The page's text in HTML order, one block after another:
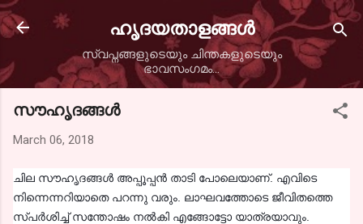
Skip to main content
ഹൃദയതാളങ്ങള്‍
സ്വപ്നങ്ങളുടെയും ചിന്തകളുടെയും
ഭാവസംഗമം...
സൗഹൃദങ്ങൾ
March 06, 2018
ചില സൗഹൃദങ്ങൾ അപ്പൂപ്പൻ താടി പോലെയാണ്. എവിടെ
നിന്നെന്നറിയാതെ പറന്നു വരും. ലാഘവത്തോടെ ജീവിതത്തെ
സ്പർശിച്ച് സന്തോഷം നൽകി എങ്ങോട്ടോ യാത്രയാവും.